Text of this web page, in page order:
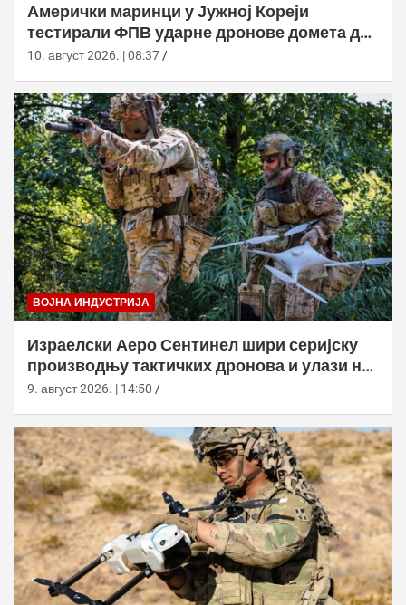
Амерички маринци у Јужној Кореји
тестирали ФПВ ударне дронове домета до
20 километара
10. август 2026. | 08:37
ВОЈНА ИНДУСТРИЈА
Израелски Аеро Сентинел шири серијску
производњу тактичких дронова и улази на
нова тржишта
9. август 2026. | 14:50